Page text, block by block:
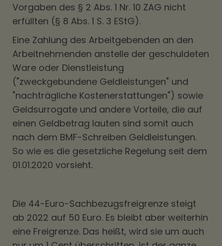
Vorgaben des § 2 Abs. 1 Nr. 10 ZAG nicht
erfüllten (§ 8 Abs. 1 S. 3 EStG).
Eine Zahlung des Arbeitgebenden an den
Arbeitnehmenden anstelle der geschuldeten
Ware oder Dienstleistung
("zweckgebundene Geldleistungen" und
"nachträgliche Kostenerstattungen") sowie
Geldsurrogate und andere Vorteile, die auf
einen Geldbetrag lauten sind somit auch
nach dem BMF-Schreiben Geldleistungen.
So wie es die gesetzliche Regelung seit dem
01.01.2020 vorsieht.
Die 44-Euro-Sachbezugsfreigrenze steigt
ab 2022 auf 50 Euro. Es bleibt aber weiterhin
eine Freigrenze. Das heißt, wird sie um auch